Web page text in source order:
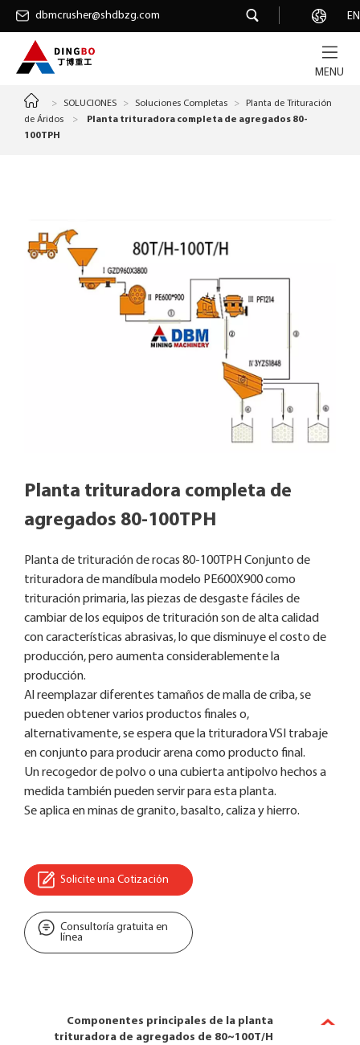
EN
dbmcrusher@shdbzg.com
MENU
dbmcrusher@shdbzg.com Carrera
> SOLUCIONES > Soluciones Completas >
Planta de Trituración
de Áridos
>
Planta trituradora completa de agregados 80-
100TPH
Planta trituradora completa de
agregados 80-100TPH
Planta de trituración de rocas 80-100TPH Conjunto de
trituradora de mandíbula modelo PE600X900 como
trituración primaria, las piezas de desgaste fáciles de
cambiar de los equipos de trituración son de alta calidad
con características abrasivas, lo que disminuye el costo de
producción, pero aumenta considerablemente la
producción.
Al reemplazar diferentes tamaños de malla de criba, se
pueden obtener varios productos finales o,
alternativamente, se espera que la trituradora VSI trabaje
en conjunto para producir arena como producto final.
Un recogedor de polvo o una cubierta antipolvo hechos a
medida también pueden servir para esta planta.
Se aplica en minas de granito, basalto, caliza y hierro.
Solicite una Cotización
Consultoría gratuita en
línea
Componentes principales de la planta
trituradora de agregados de 80~100T/H